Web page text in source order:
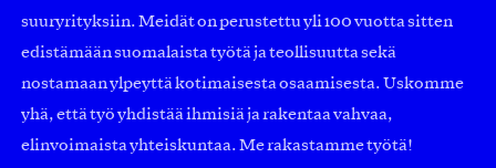
suuryrityksiin. Meidät on perustettu yli 100 vuotta sitten
edistämään suomalaista työtä ja teollisuutta sekä
nostamaan ylpeyttä kotimaisesta osaamisesta. Uskomme
yhä, että työ yhdistää ihmisiä ja rakentaa vahvaa,
elinvoimaista yhteiskuntaa. Me rakastamme työtä!